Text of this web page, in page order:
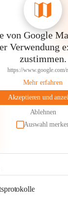
von Google
Verwendung
zustimmen.
https://www.google.com/
Mehr erfahren
Akzeptieren und
Ablehnen
Auswahl